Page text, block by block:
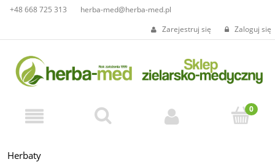
+48 668 725 313
herba-med@herba-med.pl
Zarejestruj się
Zaloguj się
Herbaty